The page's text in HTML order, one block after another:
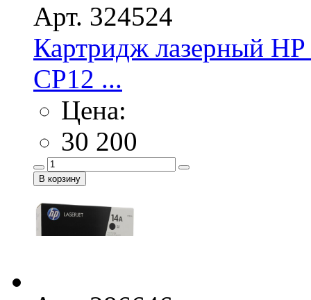
Арт. 324524
Картридж лазерный
CP12 ...
Цена:
30 200